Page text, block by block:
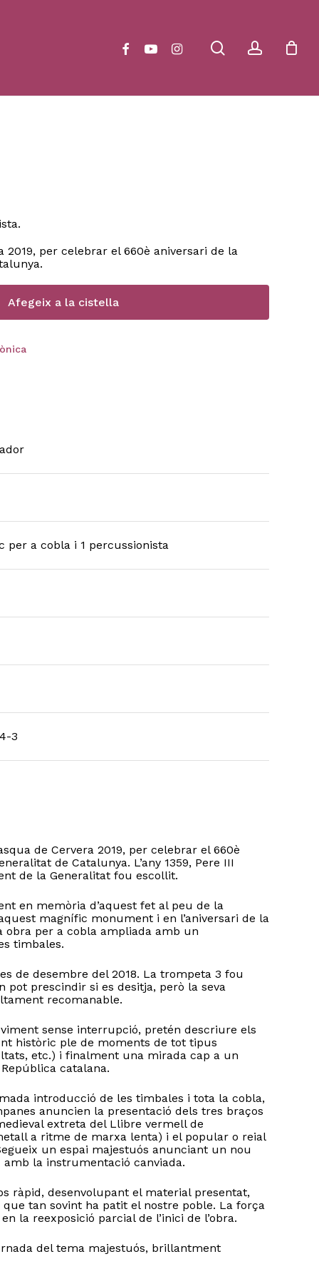
searchaccount
facebookyoutubeinstagram Cart
hi ha productes a la cistella.
Go to shop
2019, per celebrar el 660è aniversari de la
Afegeix a la cistella
per a cobla i 1 percussionista
3
de Cervera 2019, per celebrar el 660è
de Catalunya. L’any 1359, Pere III
de la Generalitat fou escollit.
en memòria d’aquest fet al peu de la
magnífic monument i en l’aniversari de la
obra per a cobla ampliada amb un
timbales.
de desembre del 2018. La trompeta 3 fou
pot prescindir si es desitja, però la seva
recomanable.
sense interrupció, pretén descriure els
històric ple de moments de tot tipus
etc.) i finalment una mirada cap a un
catalana.
introducció de les timbales i tota la cobla,
anuncien la presentació dels tres braços
extreta del Llibre vermell de
a ritme de marxa lenta) i el popular o reial
un espai majestuós anunciant un nou
la instrumentació canviada.
ràpid, desenvolupant el material presentat,
tan sovint ha patit el nostre poble. La força
la reexposició parcial de l’inici de l’obra.
del tema majestuós, brillantment